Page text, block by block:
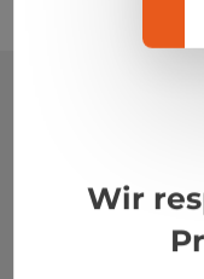
Alpenland
Wir